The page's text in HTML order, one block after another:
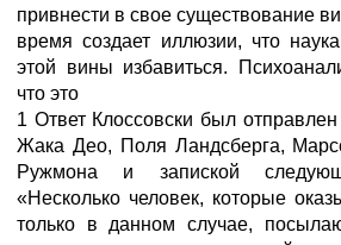
привнести в свое существование
время создает иллюзии, что
этой вины избавиться.
что это
1 Ответ Клоссовски был
Жака Део, Поля Ландсберга,
Ружмона и запиской
«Несколько человек, которые
только в данном случае,